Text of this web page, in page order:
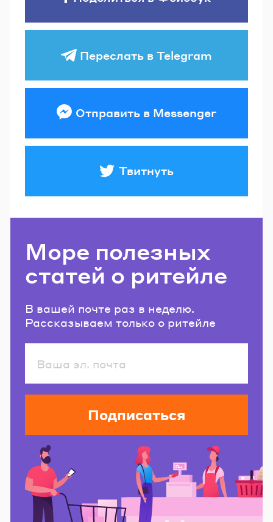
Переслать в Telegram
Отправить в Messenger
Твитнуть
Море полезных
статей о ритейле
В вашей почте раз в неделю.
Рассказываем только о ритейле
Подписаться